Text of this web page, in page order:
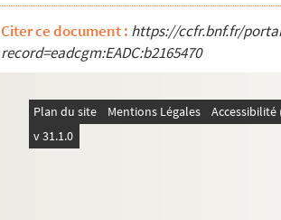
Citer ce document : https://ccfr.bnf.fr/
record=eadcgm:EADC:b2165470
Plan du site Mentions Légales
v 31.1.0